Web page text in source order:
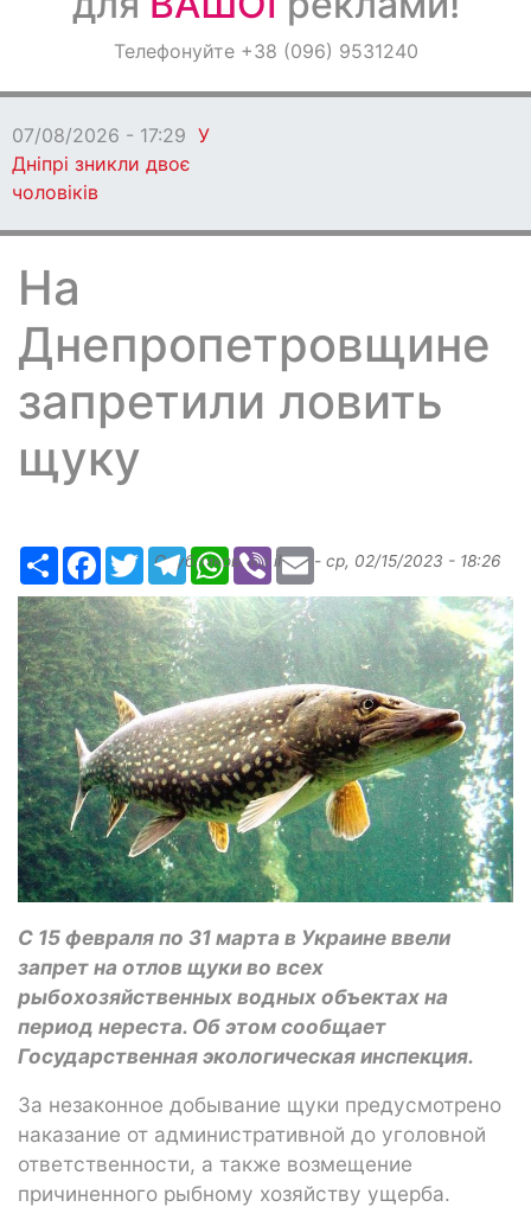
ОголошенняТелефонуйте +38 (096) 9531240
07/08/2026 - 17:29 У
Дніпрі зникли двоє
чоловіків
На
Днепропетровщине
запретили ловить
щуку
РесурсFacebook
TwitterTelegramWhatsApp
ViberEmail
Опубликовано ilona - ср, 02/15/2023 - 18:26
С 15 февраля по 31 марта в Украине ввели
запрет на отлов щуки во всех
рыбохозяйственных водных объектах на
период нереста. Об этом сообщает
Государственная экологическая инспекция.
За незаконное добывание щуки предусмотрено
наказание от административной до уголовной
ответственности, а также возмещение
причиненного рыбному хозяйству ущерба.